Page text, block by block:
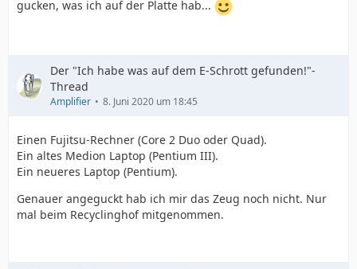
gucken, was ich auf der Platte hab...
Der "Ich habe was auf dem E-Schrott gefunden!"-
Thread
Amplifier 8. Juni 2020 um 18:45
Einen Fujitsu-Rechner (Core 2 Duo oder Quad).
Ein altes Medion Laptop (Pentium III).
Ein neueres Laptop (Pentium).
Genauer angeguckt hab ich mir das Zeug noch nicht. Nur
mal beim Recyclinghof mitgenommen.